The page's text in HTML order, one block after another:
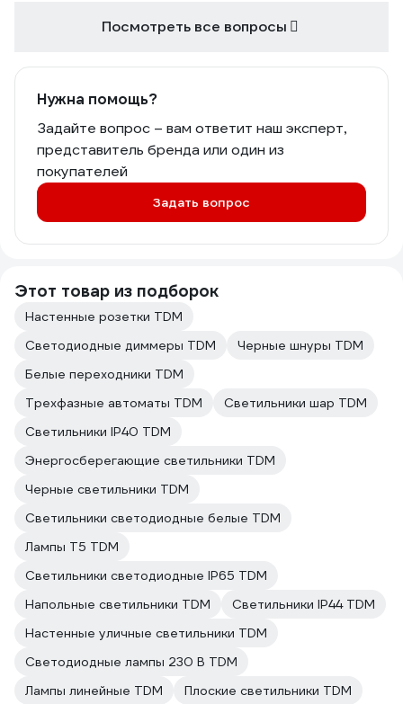
Посмотреть все вопросы
Нужна помощь?
Задайте вопрос – вам ответит наш эксперт,
представитель бренда или один из
покупателей
Задать вопрос
Этот товар из подборок
Настенные розетки TDM
Светодиодные диммеры TDM
Черные шнуры TDM
Белые переходники TDM
Трехфазные автоматы TDM
Светильники шар TDM
Светильники IP40 TDM
Энергосберегающие светильники TDM
Черные светильники TDM
Светильники светодиодные белые TDM
Лампы T5 TDM
Светильники светодиодные IP65 TDM
Напольные светильники TDM
Светильники IP44 TDM
Настенные уличные светильники TDM
Светодиодные лампы 230 В TDM
Лампы линейные TDM
Плоские светильники TDM